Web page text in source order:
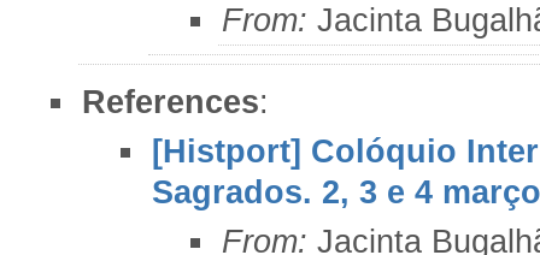
From: Jacinta
References:
[Histport] Colóquio
Sagrados. 2, 3 e 4
From: Jacinta